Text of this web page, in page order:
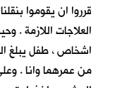
قرروا ان يقوموا
العلاجات اللازمة .
اشخاص ، طفل يبلغ
من عمرهما وانا .